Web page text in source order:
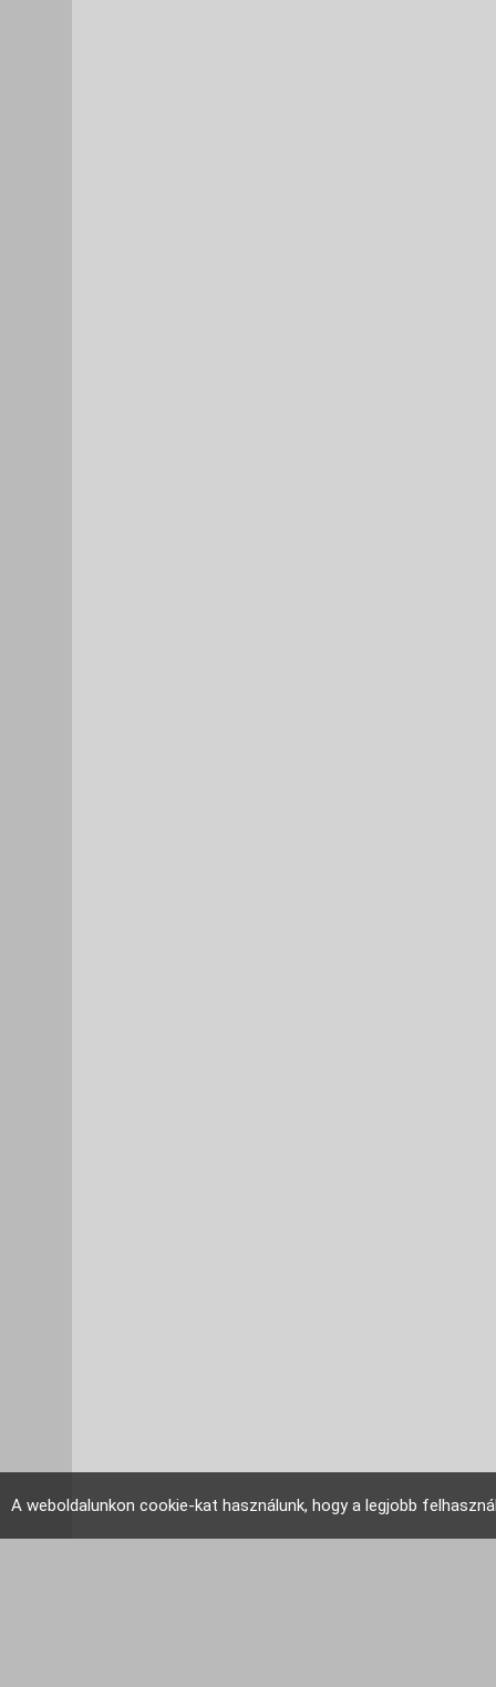
A weboldalunkon cookie-kat használunk, hogy a legjobb